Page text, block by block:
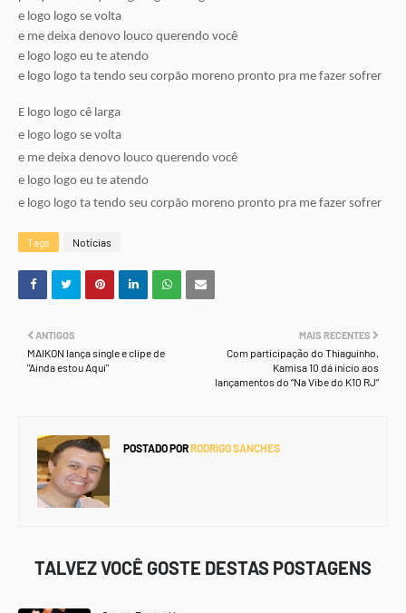
e logo logo se volta
e me deixa denovo louco querendo você
e logo logo eu te atendo
e logo logo ta tendo seu corpão moreno pronto pra me fazer sofrer
E logo logo cê larga
e logo logo se volta
e me deixa denovo louco querendo você
e logo logo eu te atendo
e logo logo ta tendo seu corpão moreno pronto pra me fazer sofrer
Tags Notícias
MAIS RECENTES
Com participação do Thiaguinho,
Kamisa 10 dá início aos
lançamentos do “Na Vibe do K10 RJ”
ANTIGOS
MAIKON lança single e clipe de
"Ainda estou Aqui"
POSTADO PORRODRIGO SANCHES
TALVEZ VOCÊ GOSTE DESTAS POSTAGENS